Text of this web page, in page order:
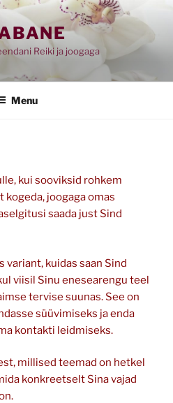
Reiki ja joogaga
Menu
kui sooviksid rohkem
joogaga omas
saada just Sind
variant, kuidas saan Sind
viisil Sinu enesearengu teel
tervise suunas. See on
süüvimiseks ja enda
kontakti leidmiseks.
millised teemad on hetkel
konkreetselt Sina vajad